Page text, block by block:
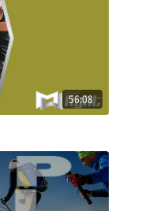
56:08